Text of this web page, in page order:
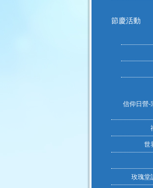
節慶活動
信仰日營-
世
玫瑰堂